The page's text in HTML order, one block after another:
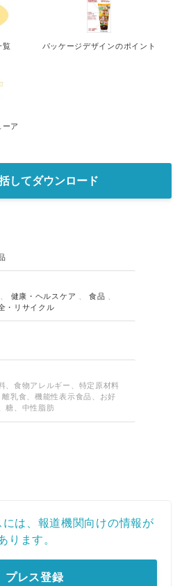
覧 パッケージデザインのポイント
ーア
してダウンロード
、 健康・ヘルスケア 、食品 、
・リサイクル
、食物アレルギー、特定原材料
乳食、機能性表示食品、お好
糖、中性脂肪
は、報道機関向けの情報が
ります。
プレス登録